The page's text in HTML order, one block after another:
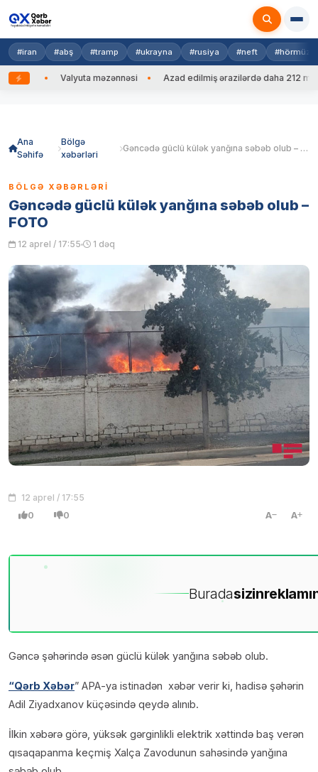
#iran #abş #tramp #ukrayna #rusiya #neft #hörmüz
Valyuta məzənnəsi Azad edilmiş ərazilərdə daha 212 mina, 753
Ana
Səhifə
Bölgə
xəbərləri
Gəncədə güclü külək yanğına səbəb olub – FOTO
BÖLGƏ XƏBƏRLƏRI
Gəncədə güclü külək yanğına səbəb olub –
FOTO
12 aprel / 17:55 1 dəq
12 aprel / 17:55
0 0 A A
Buradasizin
Gəncə şəhərində əsən güclü külək yanğına səbəb olub.
“Qərb Xəbər” APA-ya istinadən xəbər verir ki, hadisə şəhərin
Adil Ziyadxanov küçəsində qeydə alınıb.
İlkin xəbərə görə, yüksək gərginlikli elektrik xəttində baş verən
qısaqapanma keçmiş Xalça Zavodunun sahəsində yanğına